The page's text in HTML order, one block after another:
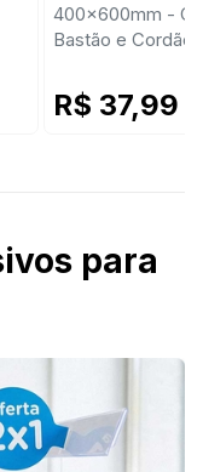
400x600mm -
Bastão e Cordão
R$ 37,99
para